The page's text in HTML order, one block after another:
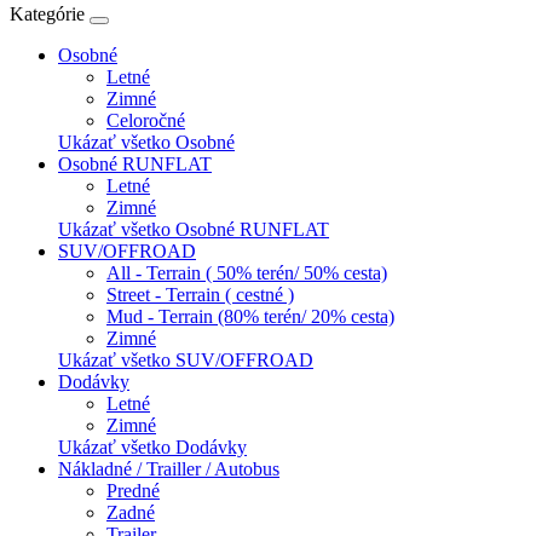
Kategórie
Osobné
Letné
Zimné
Celoročné
Ukázať všetko Osobné
Osobné RUNFLAT
Letné
Zimné
Ukázať všetko Osobné RUNFLAT
SUV/OFFROAD
All - Terrain ( 50% terén/ 50% cesta)
Street - Terrain ( cestné )
Mud - Terrain (80% terén/ 20% cesta)
Zimné
Ukázať všetko SUV/OFFROAD
Dodávky
Letné
Zimné
Ukázať všetko Dodávky
Nákladné / Trailler / Autobus
Predné
Zadné